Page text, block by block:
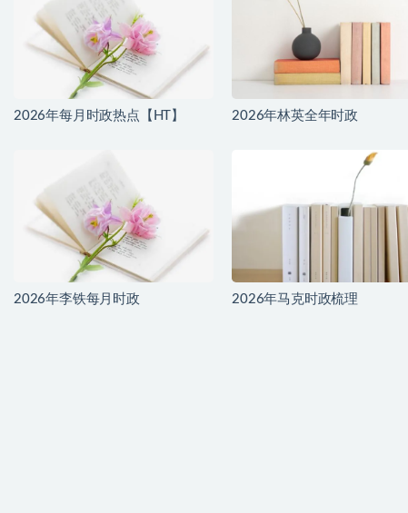
2026年每月时政热点【HT】 2026年林英全年时政
2026年李铁每月时政 2026年马克时政梳理